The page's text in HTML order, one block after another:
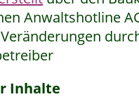
Anwaltshotline
Inhalte